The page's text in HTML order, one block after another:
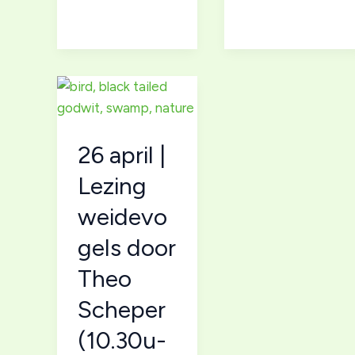
26 april |
Lezing
weidevo
gels door
Theo
Scheper
(10.30u-